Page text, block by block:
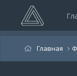
Главная